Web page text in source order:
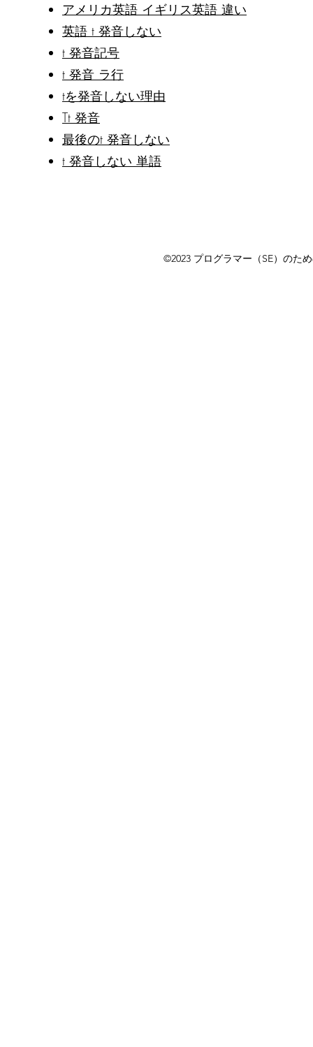
アメリカ英語 イギリス英語 違い
英語 t 発音しない
t 発音記号
t 発音 ラ行
tを発音しない理由
Tt 発音
最後のt 発音しない
t 発音しない 単語
©2023 プログラマー（SE）のた